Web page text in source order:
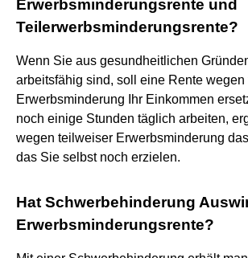
Erwerbsminderungsrente und
Teilerwerbsminderungsrente?
Wenn Sie aus gesundheitlichen
arbeitsfähig sind, soll eine Rente wegen
Erwerbsminderung Ihr Einkommen
noch einige Stunden täglich arbeiten,
wegen teilweiser Erwerbsminderung
das Sie selbst noch erzielen.
Hat Schwerbehinderung
Erwerbsminderungsrente?